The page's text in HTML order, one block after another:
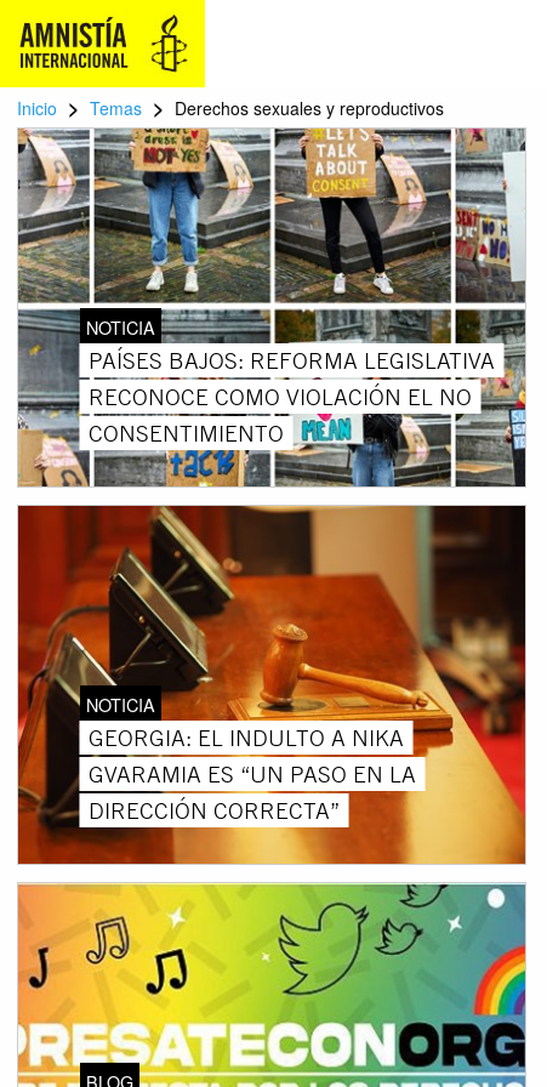
Inicio > Temas > Derechos sexuales y reproductivos
NOTICIA
PAÍSES BAJOS: REFORMA LEGISLATIVA
RECONOCE COMO VIOLACIÓN EL NO
CONSENTIMIENTO
NOTICIA
GEORGIA: EL INDULTO A NIKA
GVARAMIA ES “UN PASO EN LA
DIRECCIÓN CORRECTA”
BLOG